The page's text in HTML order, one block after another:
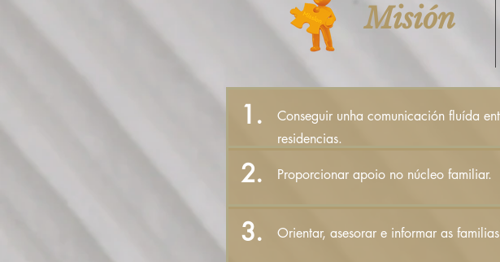
Misión
1.
Conseguir unha comunicación fluída
residencias.
2. Proporcionar apoio no núcleo familiar.
3. Orientar, asesorar e informar as